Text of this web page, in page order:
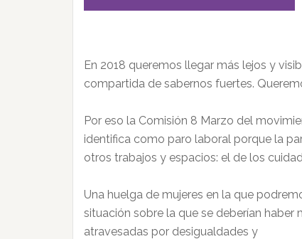
En 2018 queremos llegar más lejos y
compartida de sabernos fuertes.
Por eso la Comisión 8 Marzo del
identifica como paro laboral porque la
otros trabajos y espacios: el de los
Una huelga de mujeres en la que
situación sobre la que se deberían
atravesadas por desigualdades y